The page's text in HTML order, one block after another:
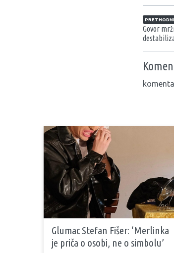
Govor
Glumac Stefan Fišer: ‘Merlinka
je priča o osobi, ne o simbolu’